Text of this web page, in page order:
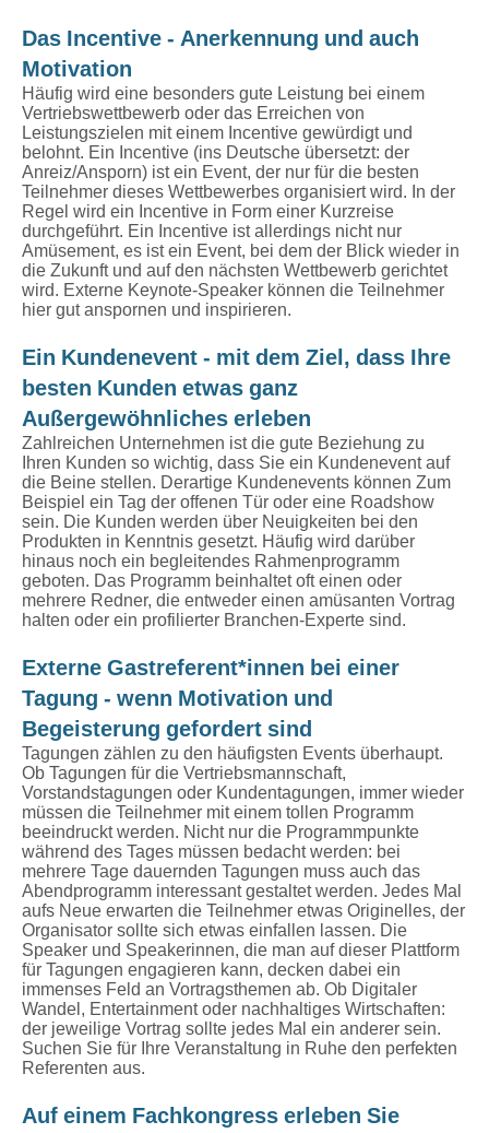
Das Incentive - Anerkennung und auch
Motivation
Häufig wird eine besonders gute Leistung bei einem
Vertriebswettbewerb oder das Erreichen von
Leistungszielen mit einem Incentive gewürdigt und
belohnt. Ein Incentive (ins Deutsche übersetzt: der
Anreiz/Ansporn) ist ein Event, der nur für die besten
Teilnehmer dieses Wettbewerbes organisiert wird. In der
Regel wird ein Incentive in Form einer Kurzreise
durchgeführt. Ein Incentive ist allerdings nicht nur
Amüsement, es ist ein Event, bei dem der Blick wieder in
die Zukunft und auf den nächsten Wettbewerb gerichtet
wird. Externe Keynote-Speaker können die Teilnehmer
hier gut anspornen und inspirieren.
Ein Kundenevent - mit dem Ziel, dass Ihre
besten Kunden etwas ganz
Außergewöhnliches erleben
Zahlreichen Unternehmen ist die gute Beziehung zu
Ihren Kunden so wichtig, dass Sie ein Kundenevent auf
die Beine stellen. Derartige Kundenevents können Zum
Beispiel ein Tag der offenen Tür oder eine Roadshow
sein. Die Kunden werden über Neuigkeiten bei den
Produkten in Kenntnis gesetzt. Häufig wird darüber
hinaus noch ein begleitendes Rahmenprogramm
geboten. Das Programm beinhaltet oft einen oder
mehrere Redner, die entweder einen amüsanten Vortrag
halten oder ein profilierter Branchen-Experte sind.
Externe Gastreferent*innen bei einer
Tagung - wenn Motivation und
Begeisterung gefordert sind
Tagungen zählen zu den häufigsten Events überhaupt.
Ob Tagungen für die Vertriebsmannschaft,
Vorstandstagungen oder Kundentagungen, immer wieder
müssen die Teilnehmer mit einem tollen Programm
beeindruckt werden. Nicht nur die Programmpunkte
während des Tages müssen bedacht werden: bei
mehrere Tage dauernden Tagungen muss auch das
Abendprogramm interessant gestaltet werden. Jedes Mal
aufs Neue erwarten die Teilnehmer etwas Originelles, der
Organisator sollte sich etwas einfallen lassen. Die
Speaker und Speakerinnen, die man auf dieser Plattform
für Tagungen engagieren kann, decken dabei ein
immenses Feld an Vortragsthemen ab. Ob Digitaler
Wandel, Entertainment oder nachhaltiges Wirtschaften:
der jeweilige Vortrag sollte jedes Mal ein anderer sein.
Suchen Sie für Ihre Veranstaltung in Ruhe den perfekten
Referenten aus.
Auf einem Fachkongress erleben Sie